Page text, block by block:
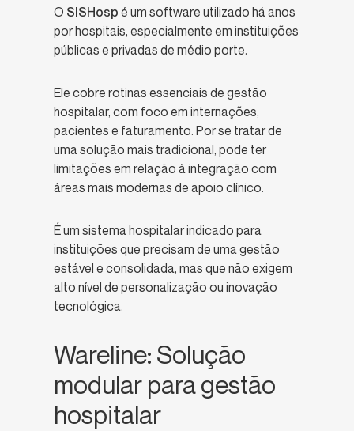
O SISHosp é um software utilizado há anos
por hospitais, especialmente em instituições
públicas e privadas de médio porte.
Ele cobre rotinas essenciais de gestão
hospitalar, com foco em internações,
pacientes e faturamento. Por se tratar de
uma solução mais tradicional, pode ter
limitações em relação à integração com
áreas mais modernas de apoio clínico.
É um sistema hospitalar indicado para
instituições que precisam de uma gestão
estável e consolidada, mas que não exigem
alto nível de personalização ou inovação
tecnológica.
Wareline: Solução
modular para gestão
hospitalar